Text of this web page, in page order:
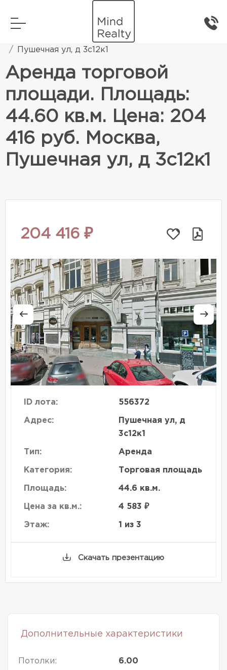
Коммерческая недвижимость
Пушечная ул, д 3с12к1
Аренда торговой
площади. Площадь:
44.60 кв.м. Цена: 204
416 руб. Москва,
Пушечная ул, д 3с12к1
204 416 ₽
ID лота: 556372
Адрес:
Пушечная ул, д
3с12к1
Тип: Аренда
Категория: Торговая площадь
Площадь: 44.6 кв.м.
Цена за кв.м.: 4 583 ₽
Этаж: 1 из 3
Скачать презентацию
Дополнительные характеристики
Потолки: 6.00